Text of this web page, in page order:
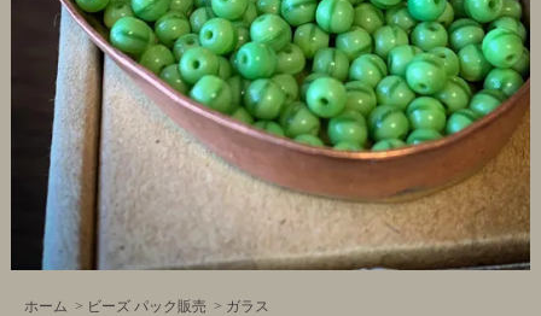
ホーム > ビーズ パック販売 > ガラス